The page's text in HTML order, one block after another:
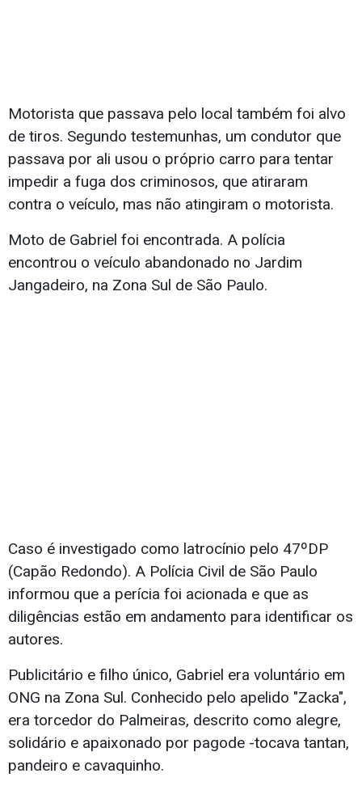
Motorista que passava pelo local também foi alvo
de tiros. Segundo testemunhas, um condutor que
passava por ali usou o próprio carro para tentar
impedir a fuga dos criminosos, que atiraram
contra o veículo, mas não atingiram o motorista.
Moto de Gabriel foi encontrada. A polícia
encontrou o veículo abandonado no Jardim
Jangadeiro, na Zona Sul de São Paulo.
Caso é investigado como latrocínio pelo 47ºDP
(Capão Redondo). A Polícia Civil de São Paulo
informou que a perícia foi acionada e que as
diligências estão em andamento para identificar os
autores.
Publicitário e filho único, Gabriel era voluntário em
ONG na Zona Sul. Conhecido pelo apelido "Zacka",
era torcedor do Palmeiras, descrito como alegre,
solidário e apaixonado por pagode -tocava tantan,
pandeiro e cavaquinho.